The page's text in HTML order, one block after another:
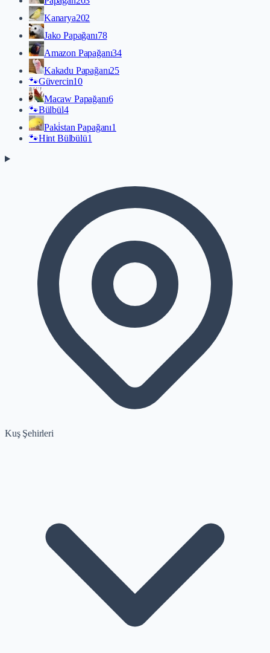
Kanarya202
Jako Papağanı78
Amazon Papağanı34
Kakadu Papağanı25
🐾Güvercin10
Macaw Papağanı6
🐾Bülbül4
Paki̇stan Papağanı1
🐾Hint Bülbülü1
Kuş Şehirleri